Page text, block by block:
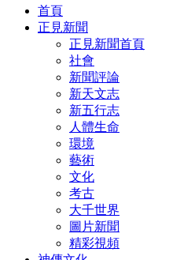
首頁
正見新聞
正見新聞首頁
社會
新聞評論
新天文志
新五行志
人體生命
環境
藝術
文化
考古
大千世界
圖片新聞
精彩視頻